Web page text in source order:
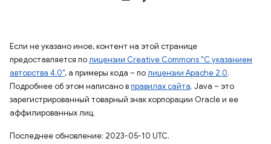
Если не указано иное, контент на этой странице
предоставляется полицензии Creative Commons "С указанием
авторства 4.0", а примеры кода – полицензии Apache 2.0.
Подробнее об этом написано вправилах сайта. Java – это
зарегистрированный товарный знак корпорации Oracle и ее
аффилированных лиц.
Последнее обновление: 2023-05-10 UTC.